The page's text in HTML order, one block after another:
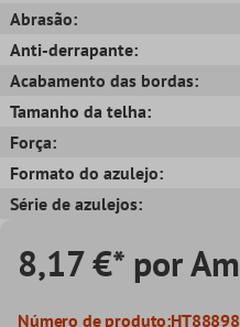
Abrasão:
Anti-derrapante:
Acabamento das bordas:
Tamanho da telha:
Força:
Formato do azulejo:
Série de azulejos:
8,17 €* por
Número de produto: